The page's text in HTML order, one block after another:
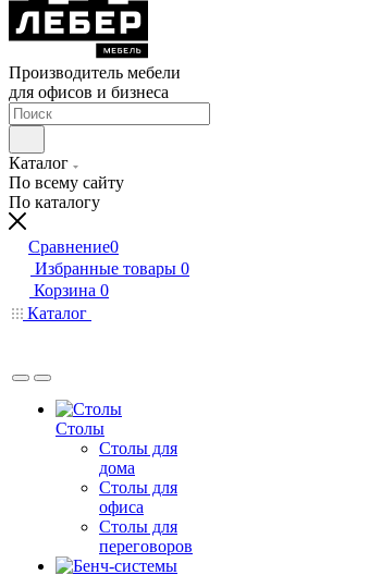
Производитель мебели
для офисов и бизнеса
Каталог
По всему сайту
По каталогу
Сравнение0
Избранные товары 0
Корзина 0
Каталог
Столы
Столы для
дома
Столы для
офиса
Столы для
переговоров